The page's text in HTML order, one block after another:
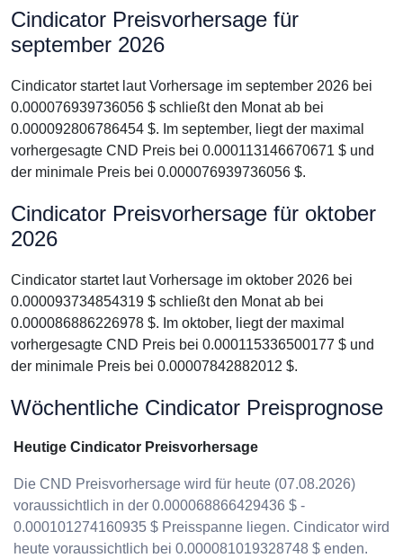
Cindicator Preisvorhersage für
september 2026
Cindicator startet laut Vorhersage im september 2026 bei
0.000076939736056 $ schließt den Monat ab bei
0.000092806786454 $. Im september, liegt der maximal
vorhergesagte CND Preis bei 0.000113146670671 $ und
der minimale Preis bei 0.000076939736056 $.
Cindicator Preisvorhersage für oktober
2026
Cindicator startet laut Vorhersage im oktober 2026 bei
0.000093734854319 $ schließt den Monat ab bei
0.000086886226978 $. Im oktober, liegt der maximal
vorhergesagte CND Preis bei 0.000115336500177 $ und
der minimale Preis bei 0.00007842882012 $.
Wöchentliche Cindicator Preisprognose
Heutige Cindicator Preisvorhersage
Die CND Preisvorhersage wird für heute (07.08.2026)
voraussichtlich in der 0.000068866429436 $ -
0.000101274160935 $ Preisspanne liegen. Cindicator wird
heute voraussichtlich bei 0.000081019328748 $ enden.